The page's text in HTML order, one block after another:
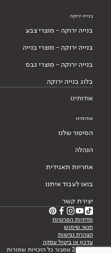
בנייה ירוקה
בנייה ירוקה - מוצרי צבע
בנייה ירוקה - מוצרי בנייה
בנייה ירוקה - מוצרי גבס
בלוג בנייה ירוקה
אודותינו
אודותינו
הסיפור שלנו
הנהלה
אחריות תאגידית
בואו לעבוד איתנו
יצירת קשר
מדיניות הפרטיות
תנאי שימוש
הצהרת נגישות
עדכון או ביטול עסקה
© 2026 טמבור כל הזכויות שמורות